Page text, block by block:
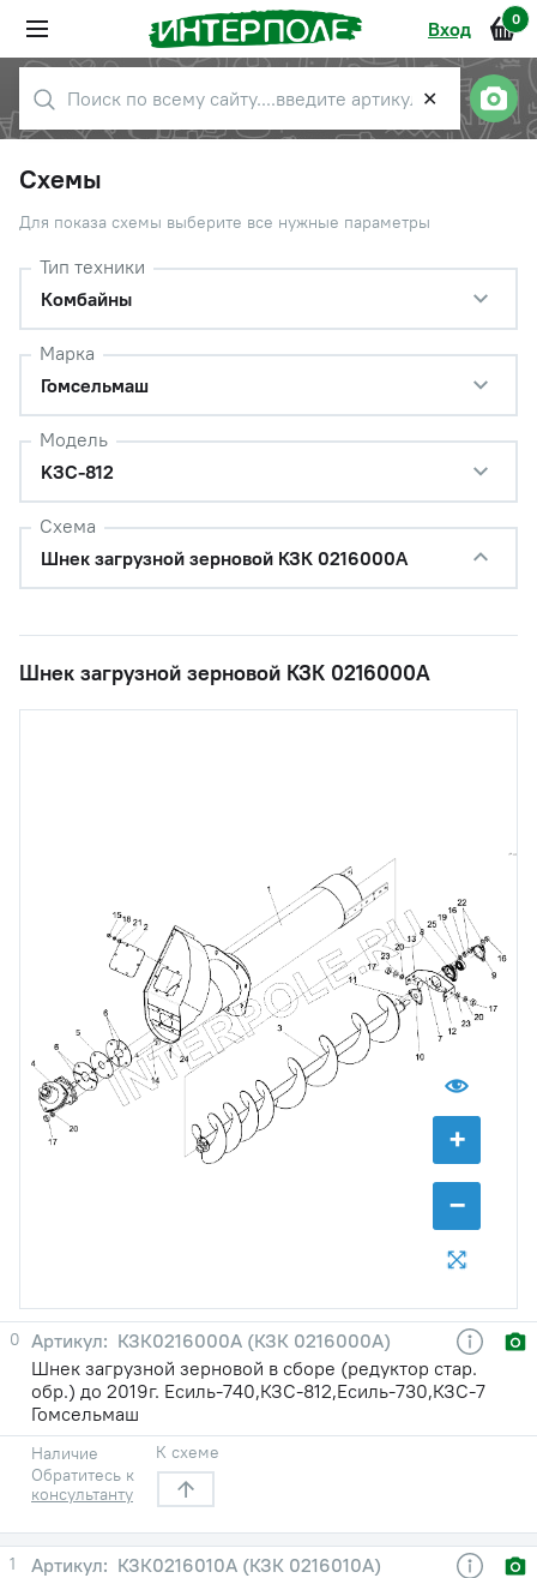
Вход 0
✕
Схемы
Для показа схемы выберите все нужные параметры
Тип техники
Комбайны
Марка
Гомсельмаш
Модель
KЗС-812
Схема
Шнек загрузной зерновой КЗК 0216000А
Шнек загрузной зерновой КЗК 0216000А
+
−
0
КЗК0216000А (КЗК 0216000А)
Шнек загрузной зерновой в сборе (редуктор стар.
обр.) до 2019г. Есиль-740,КЗС-812,Есиль-730,КЗС-7
Гомсельмаш
Наличие
Обратитесь к
консультанту
К схеме
1
КЗК0216010А (КЗК 0216010А)